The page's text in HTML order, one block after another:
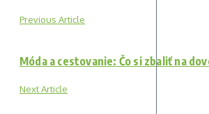
Previous Article
Móda a cestovanie: Čo si zbaliť na
Next Article